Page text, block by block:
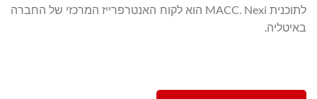
לתוכנית MACC. Nexi הוא לקוח האנטרפרייז המרכזי של החברה
באיטליה.